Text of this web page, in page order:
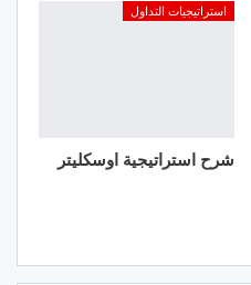
استراتيجيات التداول
شرح استراتيجية اوسكليتر